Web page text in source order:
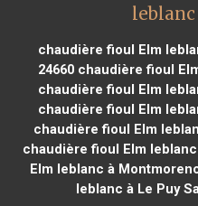
chaudière fioul Elm
24660chaudière fioul
chaudière fioul Elm
chaudière fioul Elm
chaudière fioul Elm
chaudière fioul Elm leblanc
Elm leblanc à
leblanc à Le Puy